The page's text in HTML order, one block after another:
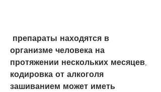
организме человека на
протяжении нескольких месяцев,
кодировка от алкоголя
зашиванием может иметь